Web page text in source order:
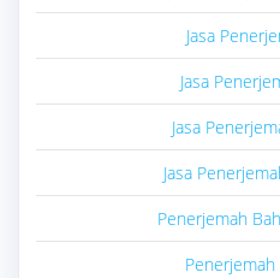
Jasa
Jasa
Jasa
Jasa
Penerjemah